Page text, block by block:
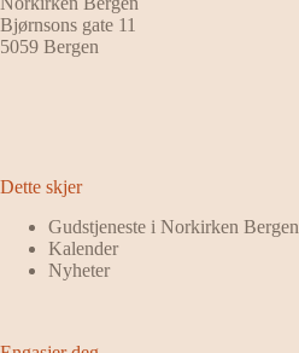
Bjørnsons gate 11
5059 Bergen
Dette skjer
Gudstjeneste i Norkirken Bergen
Kalender
Nyheter